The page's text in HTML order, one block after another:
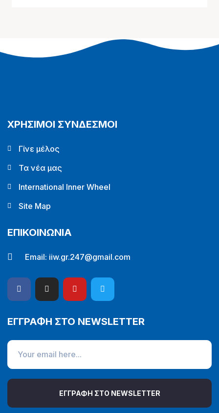
ΧΡΗΣΙΜΟΙ ΣΥΝΔΕΣΜΟΙ
Γίνε μέλος
Τα νέα μας
International Inner Wheel
Site Map
ΕΠΙΚΟΙΝΩΝΙΑ
Email: iiw.gr.247@gmail.com
ΕΓΓΡΑΦΗ ΣΤΟ NEWSLETTER
ΕΓΓΡΑΦΗ ΣΤΟ NEWSLETTER